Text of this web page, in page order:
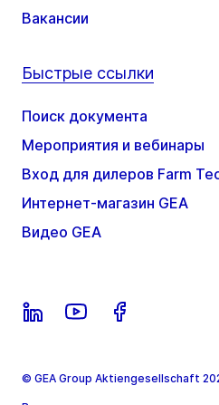
Вакансии
Быстрые ссылки
Поиск документа
Мероприятия и вебинары
Вход для дилеров Farm
Интернет-магазин GEA
Видео GEA
© GEA Group Aktiengesellschaft